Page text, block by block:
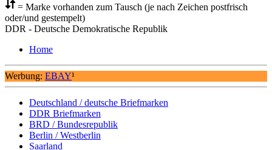
= Marke vorhanden zum Tausch (je nach Zeichen postfrisch
oder/und gestempelt)
DDR - Deutsche Demokratische Republik
Home
Werbung: EBAY¹
Deutschland / deutsche Briefmarken
DDR Briefmarken
BRD / Bundesrepublik
Berlin / Westberlin
Saarland